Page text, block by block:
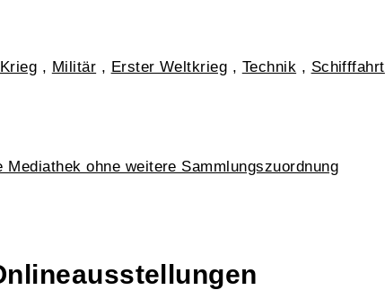
Krieg , Militär , Erster Weltkrieg , Technik , Schifffahrt
ohne weitere Sammlungszuordnung